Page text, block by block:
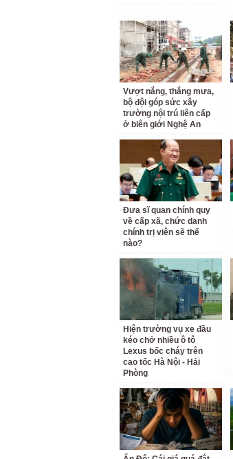
Vượt nắng, thắng mưa,
bộ đội góp sức xây
trường nội trú liên cấp
ở biên giới Nghệ An
Đưa sĩ quan chính quy
về cấp xã, chức danh
chính trị viên sẽ thế
nào?
Hiện trường vụ xe đầu
kéo chở nhiều ô tô
Lexus bốc cháy trên
cao tốc Hà Nội - Hải
Phòng